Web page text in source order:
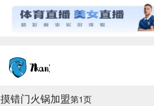
摸错门火锅加盟第1页